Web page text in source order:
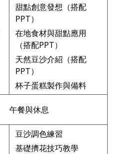
甜點創意發想（搭配
PPT）
在地食材與甜點應用
（搭配PPT）
天然豆沙介紹（搭配
PPT）
杯子蛋糕製作與備料
午餐與休息
豆沙調色練習
基礎擠花技巧教學